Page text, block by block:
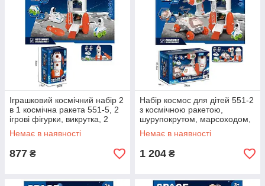
Іграшковий космічний набір 2
в 1 космічна ракета 551-5, 2
ігрові фігурки, викрутка, 2
типи мінітранспорту
Немає в наявності
877 ₴
Набір космос для дітей 551-2
з космічною ракетою,
шурупокрутом, марсоходом,
2 фігурками, зі світлом
Немає в наявності
1 204 ₴